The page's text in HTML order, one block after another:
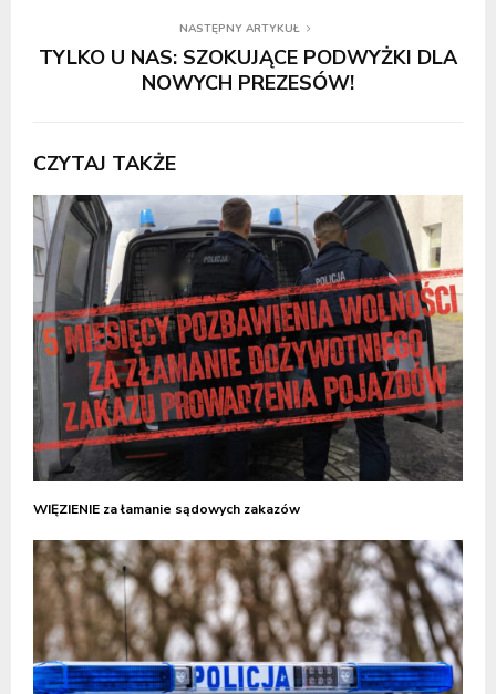
NASTĘPNY ARTYKUŁ
TYLKO U NAS: SZOKUJĄCE PODWYŻKI DLA
NOWYCH PREZESÓW!
CZYTAJ TAKŻE
WIĘZIENIE za łamanie sądowych zakazów